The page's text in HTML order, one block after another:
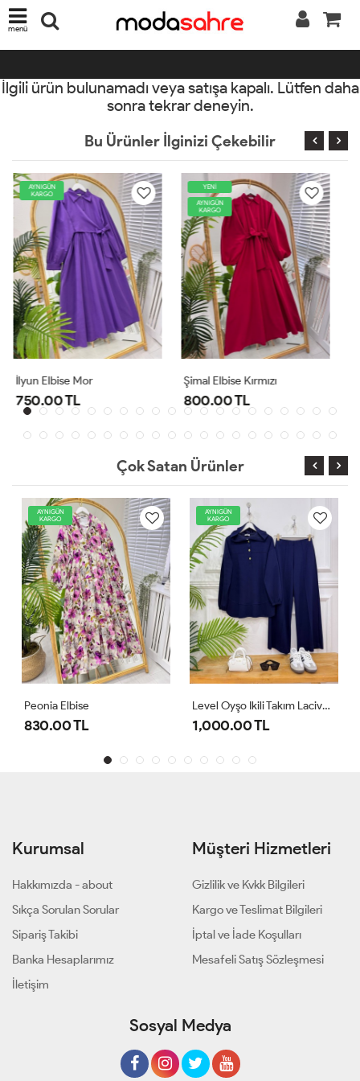
menü
İlgili ürün bulunamadı veya satışa kapalı. Lütfen daha
sonra tekrar deneyin.
Bu Ürünler İlginizi Çekebilir
YENİ
AYNIGÜN
KARGO
Şimal Elbise Kırmızı
800.00 TL
AYNIGÜN
KARGO
1,000.00 TL
Çok Satan Ürünler
AYNIGÜN
KARGO
1,000.00 TL
AYNIGÜN
KARGO
Zeren Elbise Pudra
800.00 TL
Kurumsal
Hakkımızda - about
Sıkça Sorulan Sorular
Sipariş Takibi
Banka Hesaplarımız
İletişim
Müşteri Hizmetleri
Gizlilik ve Kvkk Bilgileri
Kargo ve Teslimat Bilgileri
İptal ve İade Koşulları
Mesafeli Satış Sözleşmesi
Sosyal Medya